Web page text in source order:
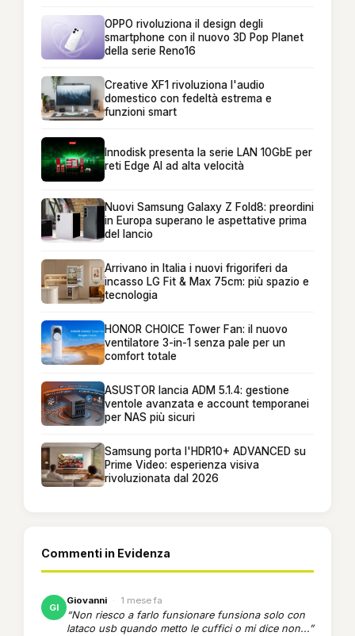
OPPO rivoluziona il design degli
smartphone con il nuovo 3D Pop Planet
della serie Reno16
Creative XF1 rivoluziona l'audio
domestico con fedeltà estrema e
funzioni smart
Innodisk presenta la serie LAN 10GbE per
reti Edge AI ad alta velocità
Nuovi Samsung Galaxy Z Fold8: preordini
in Europa superano le aspettative prima
del lancio
Arrivano in Italia i nuovi frigoriferi da
incasso LG Fit & Max 75cm: più spazio e
tecnologia
HONOR CHOICE Tower Fan: il nuovo
ventilatore 3-in-1 senza pale per un
comfort totale
ASUSTOR lancia ADM 5.1.4: gestione
ventole avanzata e account temporanei
per NAS più sicuri
Samsung porta l'HDR10+ ADVANCED su
Prime Video: esperienza visiva
rivoluzionata dal 2026
Commenti in Evidenza
GI
Giovanni · 1 mese fa
“Non riesco a farlo funsionare funsiona solo con
lataco usb quando metto le cuffici o mi dice non...”